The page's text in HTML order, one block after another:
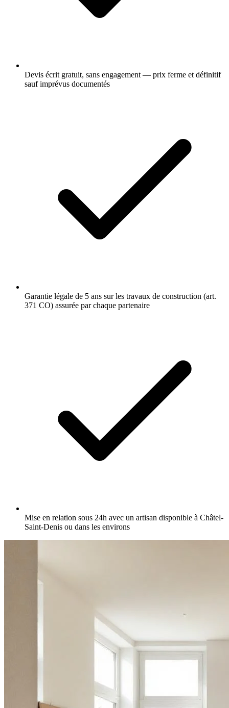
Devis écrit gratuit, sans engagement — prix ferme et définitif
sauf imprévus documentés
Garantie légale de 5 ans sur les travaux de construction (art.
371 CO) assurée par chaque partenaire
Mise en relation sous 24h avec un artisan disponible à Châtel-
Saint-Denis ou dans les environs